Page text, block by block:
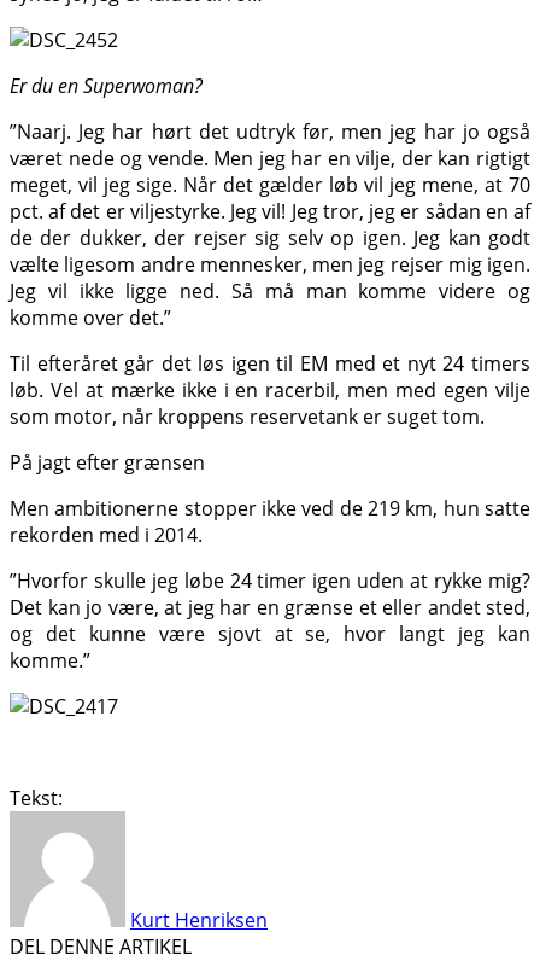
Er du en Superwoman?
”Naarj. Jeg har hørt det udtryk før, men jeg har jo også
været nede og vende. Men jeg har en vilje, der kan rigtigt
meget, vil jeg sige. Når det gælder løb vil jeg mene, at 70
pct. af det er viljestyrke. Jeg vil! Jeg tror, jeg er sådan en af
de der dukker, der rejser sig selv op igen. Jeg kan godt
vælte ligesom andre mennesker, men jeg rejser mig igen.
Jeg vil ikke ligge ned. Så må man komme videre og
komme over det.”
Til efteråret går det løs igen til EM med et nyt 24 timers
løb. Vel at mærke ikke i en racerbil, men med egen vilje
som motor, når kroppens reservetank er suget tom.
På jagt efter grænsen
Men ambitionerne stopper ikke ved de 219 km, hun satte
rekorden med i 2014.
”Hvorfor skulle jeg løbe 24 timer igen uden at rykke mig?
Det kan jo være, at jeg har en grænse et eller andet sted,
og det kunne være sjovt at se, hvor langt jeg kan
komme.”
Tekst:
Kurt Henriksen
DEL DENNE ARTIKEL